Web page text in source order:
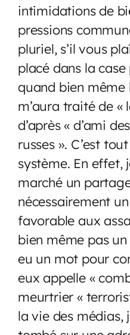
intimidations de
pressions
pluriel, s’il vous
placé dans la
quand bien même
m’aura traité de «
d’après « d’ami
russes ». C’est
système. En effet,
marché un
nécessairement
favorable aux
bien même pas
eu un mot pour
eux appelle «
meurtrier «
la vie des médias,